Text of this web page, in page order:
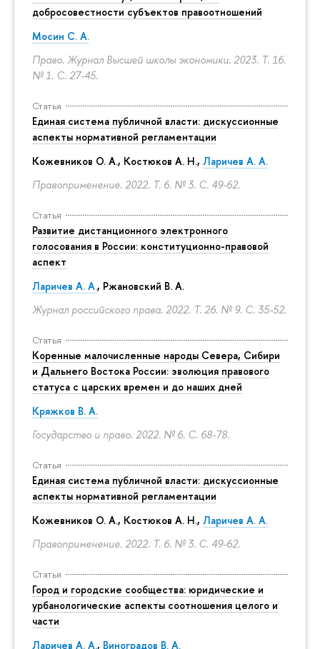
добросовестности субъектов правоотношений
Мосин С. А.
Право. Журнал Высшей школы экономики. 2023. Т. 16.
№ 1. С. 27-45.
Статья
Единая система публичной власти: дискуссионные
аспекты нормативной регламентации
Кожевников О. А., Костюков А. Н., Ларичев А. А.
Правоприменение. 2022. Т. 6. № 3. С. 49-62.
Статья
Развитие дистанционного электронного
голосования в России: конституционно-правовой
аспект
Ларичев А. А., Ржановский В. А.
Журнал российского права. 2022. Т. 26. № 9. С. 35-52.
Статья
Коренные малочисленные народы Севера, Сибири
и Дальнего Востока России: эволюция правового
статуса с царских времен и до наших дней
Кряжков В. А.
Государство и право. 2022. № 6. С. 68-78.
Статья
Единая система публичной власти: дискуссионные
аспекты нормативной регламентации
Кожевников О. А., Костюков А. Н., Ларичев А. А.
Правоприменение. 2022. Т. 6. № 3. С. 49-62.
Статья
Город и городские сообщества: юридические и
урбанологические аспекты соотношения целого и
части
Ларичев А. А., Виноградов В. А.